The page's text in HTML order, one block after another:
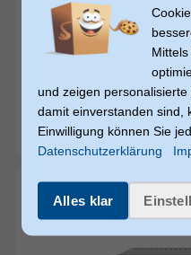
TechniSatHD-S223 Full
sofort versandfertig
und zeigen
damit einverstanden sind,
Einwilligung können Sie
Datenschutzerklärung
Alles klar